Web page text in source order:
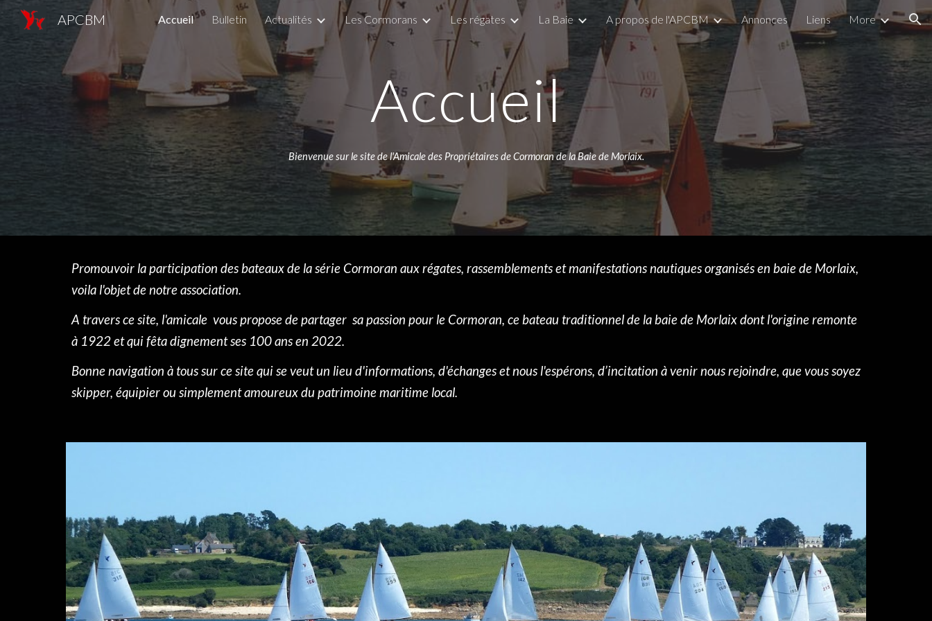
Skip to main content Skip to navigation
APCBM Accueil Bulletin Actualités Les Cormorans Les régates La Baie A propos de l'APCBM Annonces Liens More
Accueil
Bienvenue sur le site de l'Amicale des Propriétaires de Cormoran de la Baie de Morlaix.
Promouvoir la participation des bateaux de la série Cormoran aux régates, rassemblements et manifestations nautiques organisés en baie de Morlaix,
voila l'objet de notre association.
A travers ce site, l'amicale vous propose de partager sa passion pour le Cormoran, ce bateau traditionnel de la baie de Morlaix dont l'origine remonte
à 1922 et qui fêta dignement ses 100 ans en 2022.
Bonne navigation à tous sur ce site qui se veut un lieu d'informations, d'échanges et nous l'espérons, d’incitation à venir nous rejoindre, que vous soyez
skipper, équipier ou simplement amoureux du patrimoine maritime local.